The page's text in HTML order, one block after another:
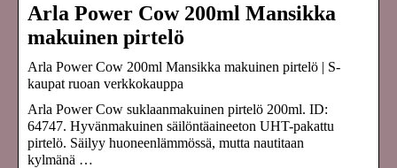
Arla Power Cow 200ml Mansikka
makuinen pirtelö
Arla Power Cow 200ml Mansikka makuinen pirtelö | S-
kaupat ruoan verkkokauppa
Arla Power Cow suklaanmakuinen pirtelö 200ml. ID:
64747. Hyvänmakuinen säilöntäaineeton UHT-pakattu
pirtelö. Säilyy huoneenlämmössä, mutta nautitaan
kylmänä …